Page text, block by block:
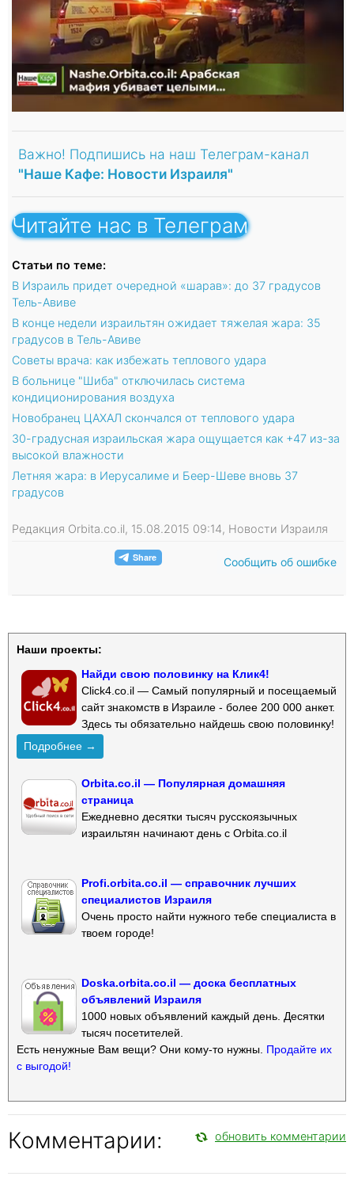
Важно! Подпишись на наш Телеграм-канал
"Наше Кафе: Новости Израиля"
Читайте нас в Телеграм
Статьи по теме:
В Израиль придет очередной «шарав»: до 37 градусов
Тель-Авиве
В конце недели израильтян ожидает тяжелая жара: 35
градусов в Тель-Авиве
Советы врача: как избежать теплового удара
В больнице "Шиба" отключилась система
кондиционирования воздуха
Новобранец ЦАХАЛ скончался от теплового удара
30-градусная израильская жара ощущается как +47 из-за
высокой влажности
Летняя жара: в Иерусалиме и Беер-Шеве вновь 37
градусов
Редакция Orbita.co.il, 15.08.2015 09:14, Новости Израиля
Сообщить об ошибке
Наши проекты:
Найди свою половинку на Клик4!
Click4.co.il — Самый популярный и посещаемый
сайт знакомств в Израиле - более 200 000 анкет.
Здесь ты обязательно найдешь свою половинку!
Подробнее →
Orbita.co.il — Популярная домашняя
страница
Ежедневно десятки тысяч русскоязычных
израильтян начинают день с Orbita.co.il
Profi.orbita.co.il — справочник лучших
специалистов Израиля
Очень просто найти нужного тебе специалиста в
твоем городе!
Doska.orbita.co.il — доска бесплатных
объявлений Израиля
1000 новых объявлений каждый день. Десятки
тысяч посетителей.
Есть ненужные Вам вещи? Они кому-то нужны. Продайте их
с выгодой!
Комментарии: обновить комментарии